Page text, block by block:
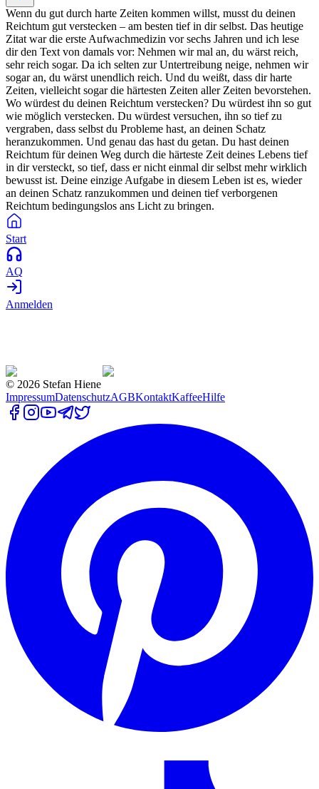
Wenn du gut durch harte Zeiten kommen willst, musst du deinen
Reichtum gut verstecken – am besten tief in dir selbst. Das heutige
Zitat war die erste Aufwachmedizin vor sechs Jahren und ich lese
dir den Text von damals vor: Nehmen wir mal an, du wärst reich,
sehr reich sogar. Da ich selten zur Untertreibung neige, nehmen wir
sogar an, du wärst unendlich reich. Und du weißt, dass dir harte
Zeiten, vielleicht sogar die härtesten Zeiten aller Zeiten bevorstehen.
Wo würdest du deinen Reichtum verstecken? Du würdest ihn so gut
wie möglich verstecken. Du würdest versuchen, ihn so tief zu
vergraben, dass selbst du Probleme hast, an deinen Schatz
heranzukommen. Und genau das hast du getan. Du hast deinen
Reichtum für deinen Weg durch die härteste Zeit deines Lebens tief
in dir versteckt, so tief, dass er nicht einmal dir selbst mehr wirklich
bewusst ist. Deine einzige Aufgabe in diesem Leben ist es, wieder
an deinen Schatz ranzukommen und deinen tief verborgenen
Reichtum bedingungslos ans Licht zu bringen.
Start
AQ
Anmelden
© 2026 Stefan Hiene
ImpressumDatenschutzAGBKontaktKaffeeHilfe